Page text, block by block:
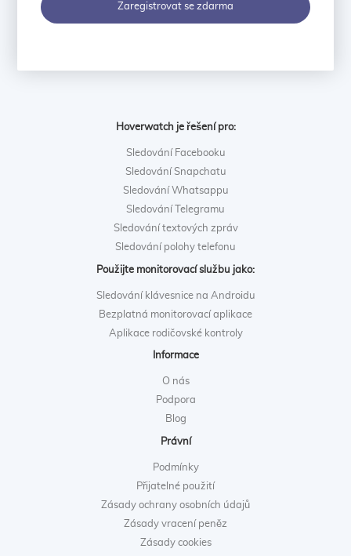
Zaregistrovat se zdarma
Hoverwatch je řešení pro:
Sledování Facebooku
Sledování Snapchatu
Sledování Whatsappu
Sledování Telegramu
Sledování textových zpráv
Sledování polohy telefonu
Použijte monitorovací službu jako:
Sledování klávesnice na Androidu
Bezplatná monitorovací aplikace
Aplikace rodičovské kontroly
Informace
O nás
Podpora
Blog
Právní
Podmínky
Přijatelné použití
Zásady ochrany osobních údajů
Zásady vracení peněz
Zásady cookies